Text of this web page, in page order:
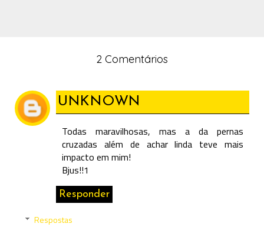
2 Comentários
UNKNOWN
Todas maravilhosas, mas a da pernas
cruzadas além de achar linda teve mais
impacto em mim!
Bjus!!1
Responder
Respostas